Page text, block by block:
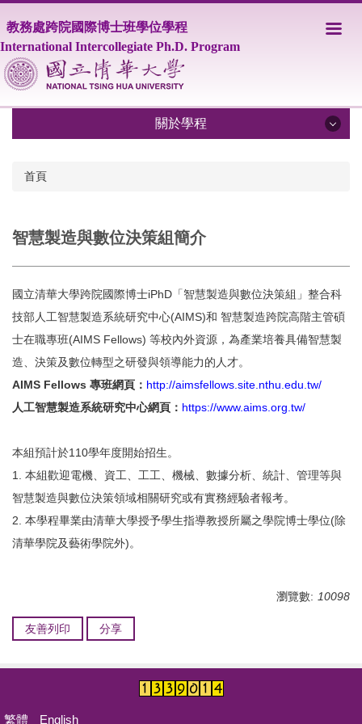
到
主
要
內
教務處跨院國際博士班學位學程
International Intercollegiate Ph.D. Program
關於學程
學程師資
學生事務
招生資訊
常見問題
聯絡資訊
首頁
智慧製造與數位決策組簡介
國立清華大學跨院國際博士iPhD「智慧製造與數位決策組」整合科
技部人工智慧製造系統研究中心(AIMS)和 智慧製造跨院高階主管碩
士在職專班(AIMS Fellows) 等校內外資源，為產業培養具備智慧製
造、決策及數位轉型之研發與領導能力的人才。
AIMS Fellows 專班網頁： http://aimsfellows.site.nthu.edu.tw/
人工智慧製造系統研究中心網頁： https://www.aims.org.tw/
本組預計於110學年度開始招生。
1. 本組歡迎電機、資工、工工、機械、數據分析、統計、管理等與
智慧製造與數位決策領域相關研究或有實務經驗者報考。
2. 本學程畢業由清華大學授予學生指導教授所屬之學院博士學位(除
清華學院及藝術學院外)。
瀏覽數: 10098
友善列印 分享
繁體 English